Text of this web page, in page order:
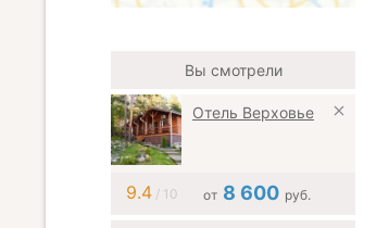
Вы смотрели
Отель Верховье
9.4/ 10 от 8 600 руб.